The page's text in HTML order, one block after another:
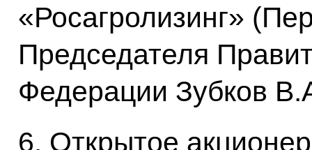
«Росагролизинг»
Председателя
Федерации Зубков
6. Открытое